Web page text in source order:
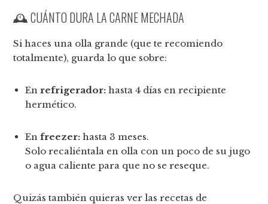
🕰️ CUÁNTO DURA LA CARNE MECHADA
Si haces una olla grande (que te recomiendo
totalmente), guarda lo que sobre:
Enrefrigerador: hasta 4 días en recipiente
hermético.
Enfreezer: hasta 3 meses.
Solo recaliéntala en olla con un poco de su jugo
o agua caliente para que no se reseque.
Quizás también quieras ver las recetas de